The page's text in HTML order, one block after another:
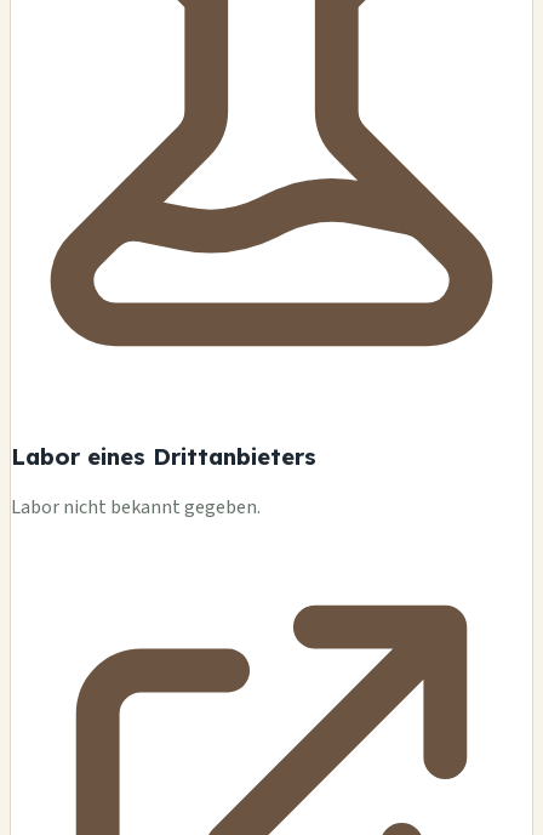
Labor eines Drittanbieters
Labor nicht bekannt gegeben.